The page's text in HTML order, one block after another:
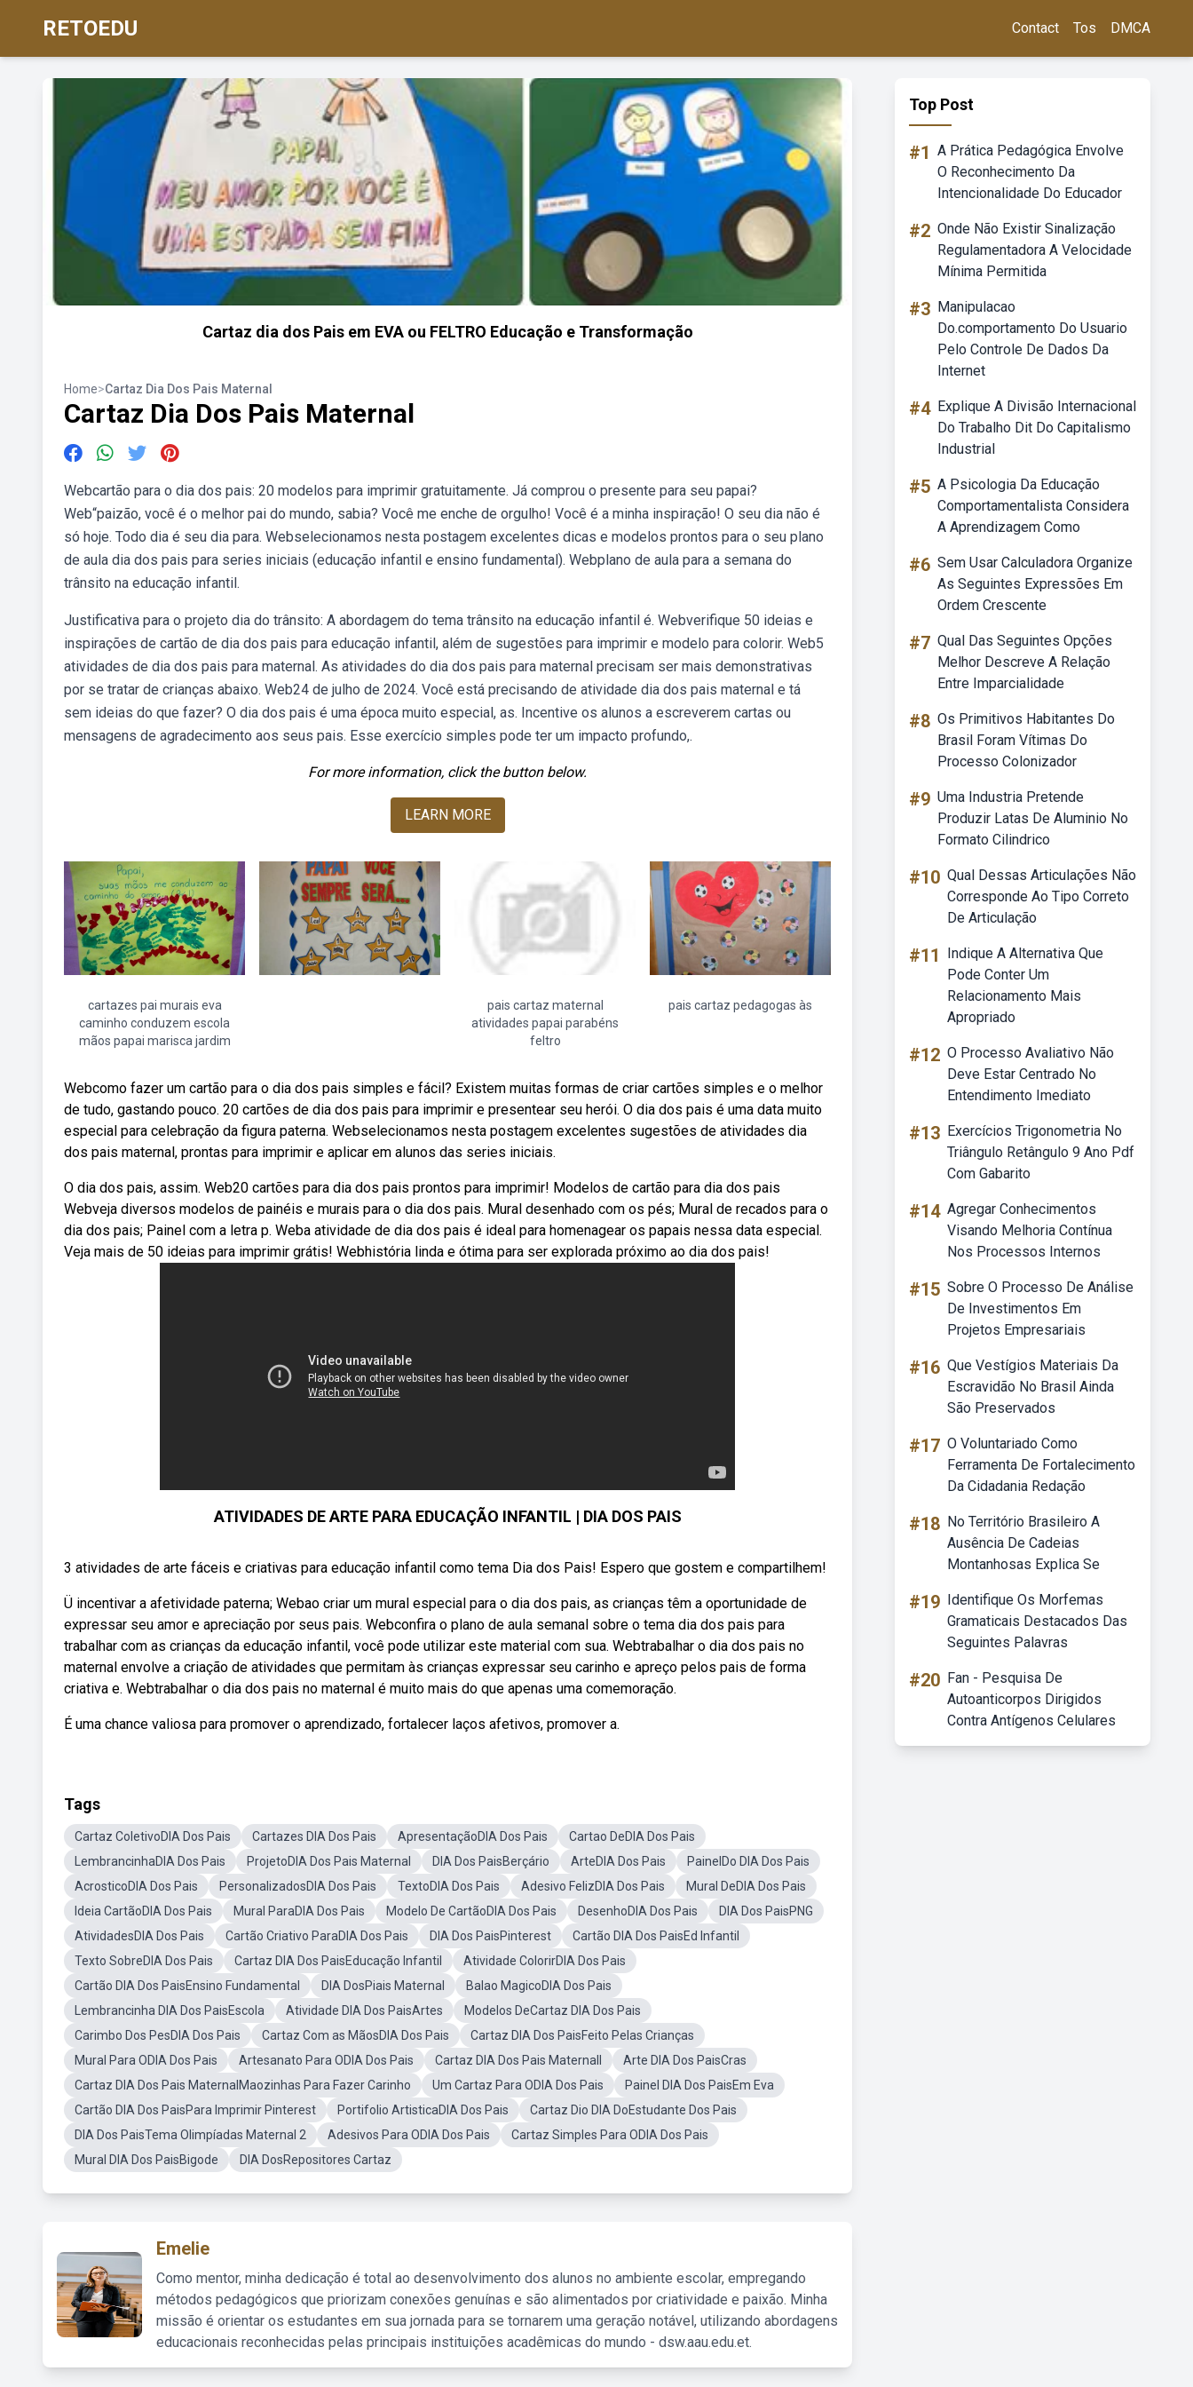
RETOEDU Contact Tos DMCA
Cartaz dia dos Pais em EVA ou FELTRO Educação e Transformação
Home>Cartaz Dia Dos Pais Maternal
Cartaz Dia Dos Pais Maternal
Webcartão para o dia dos pais: 20 modelos para imprimir gratuitamente. Já comprou o presente para seu papai?
Web“paizão, você é o melhor pai do mundo, sabia? Você me enche de orgulho! Você é a minha inspiração! O seu dia não é
só hoje. Todo dia é seu dia para. Webselecionamos nesta postagem excelentes dicas e modelos prontos para o seu plano
de aula dia dos pais para series iniciais (educação infantil e ensino fundamental). Webplano de aula para a semana do
trânsito na educação infantil.
Justificativa para o projeto dia do trânsito: A abordagem do tema trânsito na educação infantil é. Webverifique 50 ideias e
inspirações de cartão de dia dos pais para educação infantil, além de sugestões para imprimir e modelo para colorir. Web5
atividades de dia dos pais para maternal. As atividades do dia dos pais para maternal precisam ser mais demonstrativas
por se tratar de crianças abaixo. Web24 de julho de 2024. Você está precisando de atividade dia dos pais maternal e tá
sem ideias do que fazer? O dia dos pais é uma época muito especial, as. Incentive os alunos a escreverem cartas ou
mensagens de agradecimento aos seus pais. Esse exercício simples pode ter um impacto profundo,.
For more information, click the button below.
LEARN MORE
cartazes pai murais eva
caminho conduzem escola
mãos papai marisca jardim
pais cartaz maternal
atividades papai parabéns
feltro
pais cartaz pedagogas às
Webcomo fazer um cartão para o dia dos pais simples e fácil? Existem muitas formas de criar cartões simples e o melhor
de tudo, gastando pouco. 20 cartões de dia dos pais para imprimir e presentear seu herói. O dia dos pais é uma data muito
especial para celebração da figura paterna. Webselecionamos nesta postagem excelentes sugestões de atividades dia
dos pais maternal, prontas para imprimir e aplicar em alunos das series iniciais.
O dia dos pais, assim. Web20 cartões para dia dos pais prontos para imprimir! Modelos de cartão para dia dos pais
Webveja diversos modelos de painéis e murais para o dia dos pais. Mural desenhado com os pés; Mural de recados para o
dia dos pais; Painel com a letra p. Weba atividade de dia dos pais é ideal para homenagear os papais nessa data especial.
Veja mais de 50 ideias para imprimir grátis! Webhistória linda e ótima para ser explorada próximo ao dia dos pais!
ATIVIDADES DE ARTE PARA EDUCAÇÃO INFANTIL | DIA DOS PAIS
3 atividades de arte fáceis e criativas para educação infantil como tema Dia dos Pais! Espero que gostem e compartilhem!
Ü incentivar a afetividade paterna; Webao criar um mural especial para o dia dos pais, as crianças têm a oportunidade de
expressar seu amor e apreciação por seus pais. Webconfira o plano de aula semanal sobre o tema dia dos pais para
trabalhar com as crianças da educação infantil, você pode utilizar este material com sua. Webtrabalhar o dia dos pais no
maternal envolve a criação de atividades que permitam às crianças expressar seu carinho e apreço pelos pais de forma
criativa e. Webtrabalhar o dia dos pais no maternal é muito mais do que apenas uma comemoração.
É uma chance valiosa para promover o aprendizado, fortalecer laços afetivos, promover a.
Tags
Cartaz ColetivoDIA Dos Pais Cartazes DIA Dos Pais ApresentaçãoDIA Dos Pais
Cartao DeDIA Dos Pais
LembrancinhaDIA Dos Pais
ProjetoDIA Dos Pais Maternal DIA Dos PaisBerçário ArteDIA Dos Pais
PainelDo DIA Dos Pais
AcrosticoDIA Dos Pais
PersonalizadosDIA Dos Pais TextoDIA Dos Pais Adesivo FelizDIA Dos Pais
Mural DeDIA Dos Pais
Ideia CartãoDIA Dos Pais
Mural ParaDIA Dos Pais Modelo De CartãoDIA Dos Pais DesenhoDIA Dos Pais
DIA Dos PaisPNG
AtividadesDIA Dos Pais
Cartão Criativo ParaDIA Dos Pais DIA Dos PaisPinterest
Cartão DIA Dos PaisEd Infantil
Texto SobreDIA Dos Pais
Cartaz DIA Dos PaisEducação Infantil
Atividade ColorirDIA Dos Pais
Cartão DIA Dos PaisEnsino Fundamental
DIA DosPiais Maternal
Balao MagicoDIA Dos Pais
Lembrancinha DIA Dos PaisEscola
Atividade DIA Dos PaisArtes
Modelos DeCartaz DIA Dos Pais
Carimbo Dos PesDIA Dos Pais
Cartaz Com as MãosDIA Dos Pais
Cartaz DIA Dos PaisFeito Pelas Crianças
Mural Para ODIA Dos Pais
Artesanato Para ODIA Dos Pais Cartaz DIA Dos Pais MaternalI
Arte DIA Dos PaisCras
Cartaz DIA Dos Pais MaternalMaozinhas Para Fazer Carinho
Um Cartaz Para ODIA Dos Pais
Painel DIA Dos PaisEm Eva
Cartão DIA Dos PaisPara Imprimir Pinterest
Portifolio ArtisticaDIA Dos Pais
Cartaz Dio DIA DoEstudante Dos Pais
DIA Dos PaisTema Olimpíadas Maternal 2
Adesivos Para ODIA Dos Pais
Cartaz Simples Para ODIA Dos Pais
Mural DIA Dos PaisBigode
DIA DosRepositores Cartaz
Emelie
Como mentor, minha dedicação é total ao desenvolvimento dos alunos no ambiente escolar, empregando
métodos pedagógicos que priorizam conexões genuínas e são alimentados por criatividade e paixão. Minha
missão é orientar os estudantes em sua jornada para se tornarem uma geração notável, utilizando abordagens
educacionais reconhecidas pelas principais instituições acadêmicas do mundo - dsw.aau.edu.et.
Top Post
#1 A Prática Pedagógica Envolve
O Reconhecimento Da
Intencionalidade Do Educador
#2 Onde Não Existir Sinalização
Regulamentadora A Velocidade
Mínima Permitida
#3 Manipulacao
Do.comportamento Do Usuario
Pelo Controle De Dados Da
Internet
#4 Explique A Divisão Internacional
Do Trabalho Dit Do Capitalismo
Industrial
#5 A Psicologia Da Educação
Comportamentalista Considera
A Aprendizagem Como
#6 Sem Usar Calculadora Organize
As Seguintes Expressões Em
Ordem Crescente
#7 Qual Das Seguintes Opções
Melhor Descreve A Relação
Entre Imparcialidade
#8 Os Primitivos Habitantes Do
Brasil Foram Vítimas Do
Processo Colonizador
#9 Uma Industria Pretende
Produzir Latas De Aluminio No
Formato Cilindrico
#10 Qual Dessas Articulações Não
Corresponde Ao Tipo Correto
De Articulação
#11
Indique A Alternativa Que
Pode Conter Um
Relacionamento Mais
Apropriado
#12 O Processo Avaliativo Não
Deve Estar Centrado No
Entendimento Imediato
#13 Exercícios Trigonometria No
Triângulo Retângulo 9 Ano Pdf
Com Gabarito
#14 Agregar Conhecimentos
Visando Melhoria Contínua
Nos Processos Internos
#15 Sobre O Processo De Análise
De Investimentos Em
Projetos Empresariais
#16 Que Vestígios Materiais Da
Escravidão No Brasil Ainda
São Preservados
#17 O Voluntariado Como
Ferramenta De Fortalecimento
Da Cidadania Redação
#18 No Território Brasileiro A
Ausência De Cadeias
Montanhosas Explica Se
#19 Identifique Os Morfemas
Gramaticais Destacados Das
Seguintes Palavras
#20 Fan - Pesquisa De
Autoanticorpos Dirigidos
Contra Antígenos Celulares